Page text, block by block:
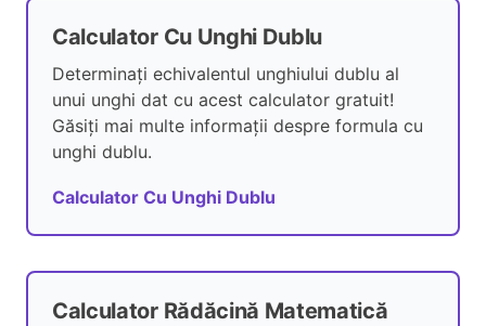
Calculator Cu Unghi Dublu
Determinați echivalentul unghiului dublu al
unui unghi dat cu acest calculator gratuit!
Găsiți mai multe informații despre formula cu
unghi dublu.
Calculator Cu Unghi Dublu
Calculator Rădăcină Matematică